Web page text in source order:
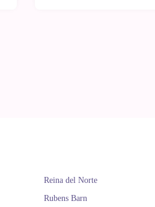
Reina del Norte
Rubens Barn